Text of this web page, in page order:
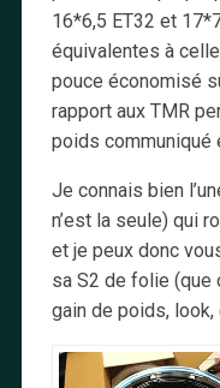
16*6,5 ET32 et
équivalentes à
pouce économisé
rapport aux TMR
poids communiqué
Je connais bien
n’est la seule) qui
et je peux donc
sa S2 de folie (que
gain de poids, look,